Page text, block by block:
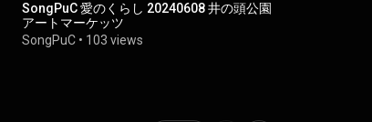
SongPuC 愛のくらし 20240608 井の頭公園
アートマーケッツ
SongPuC • 103 views